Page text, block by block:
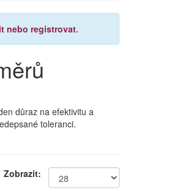
nebo registrovat.
důraz na efektivitu a
toleranci.
Zobrazit: